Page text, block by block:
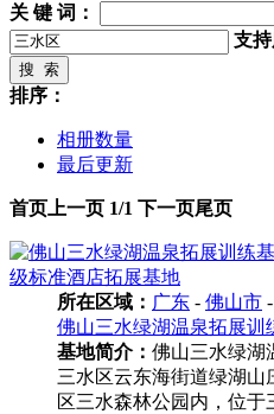
关 键 词 ：
支持
搜 索
排序：
相册数量
最后更新
首页 上一页 1/1 下一页尾页
所在区域： 广东 - 佛山市 -
佛山三水绿湖温泉拓展训
基地简介： 佛山三水绿湖
三水区云东海街道绿湖
区三水森林公园内，位于